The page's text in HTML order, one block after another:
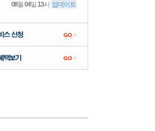
-
08월04일13시 업데이트